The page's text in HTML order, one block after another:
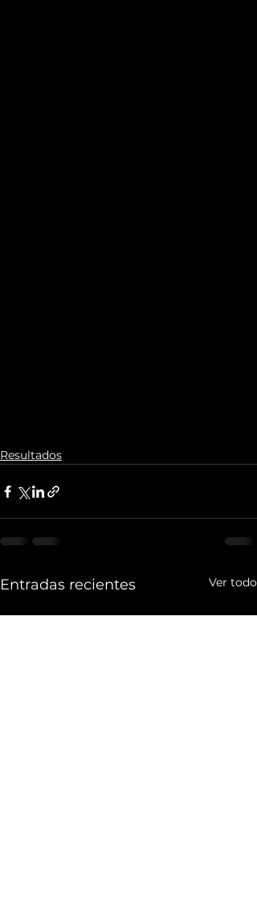
Resultados
Entradas recientes Ver todo